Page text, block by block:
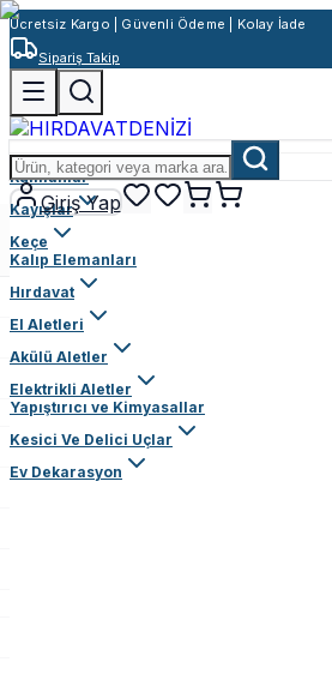
Ücretsiz Kargo | Güvenli Ödeme | Kolay İade
Sipariş Takip
Giriş Yap
Rulmanlar
Kayışlar
Keçe
Kalıp Elemanları
Hırdavat
El Aletleri
Akülü Aletler
Elektrikli Aletler
Yapıştırıcı ve Kimyasallar
Kesici Ve Delici Uçlar
Ev Dekarasyon